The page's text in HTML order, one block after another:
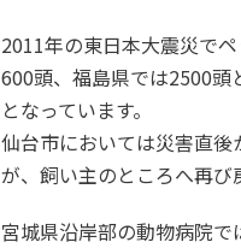
2011年の東日本大震災で
600頭、福島県では2500頭
となっています。
仙台市においては災害直
が、飼い主のところへ再び
宮城県沿岸部の動物病院で